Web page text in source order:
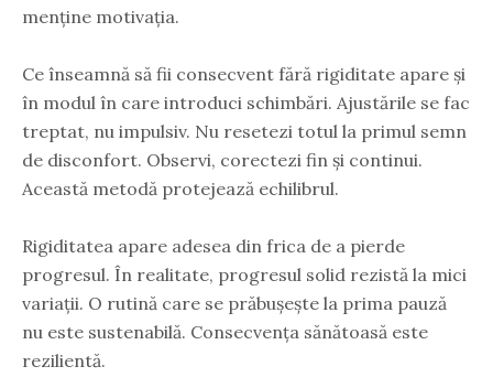
menține motivația.
Ce înseamnă să fii consecvent fără rigiditate apare și
în modul în care introduci schimbări. Ajustările se fac
treptat, nu impulsiv. Nu resetezi totul la primul semn
de disconfort. Observi, corectezi fin și continui.
Această metodă protejează echilibrul.
Rigiditatea apare adesea din frica de a pierde
progresul. În realitate, progresul solid rezistă la mici
variații. O rutină care se prăbușește la prima pauză
nu este sustenabilă. Consecvența sănătoasă este
rezilientă.